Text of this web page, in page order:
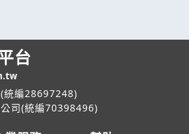
台
統編28697248)
司(統編70398496)